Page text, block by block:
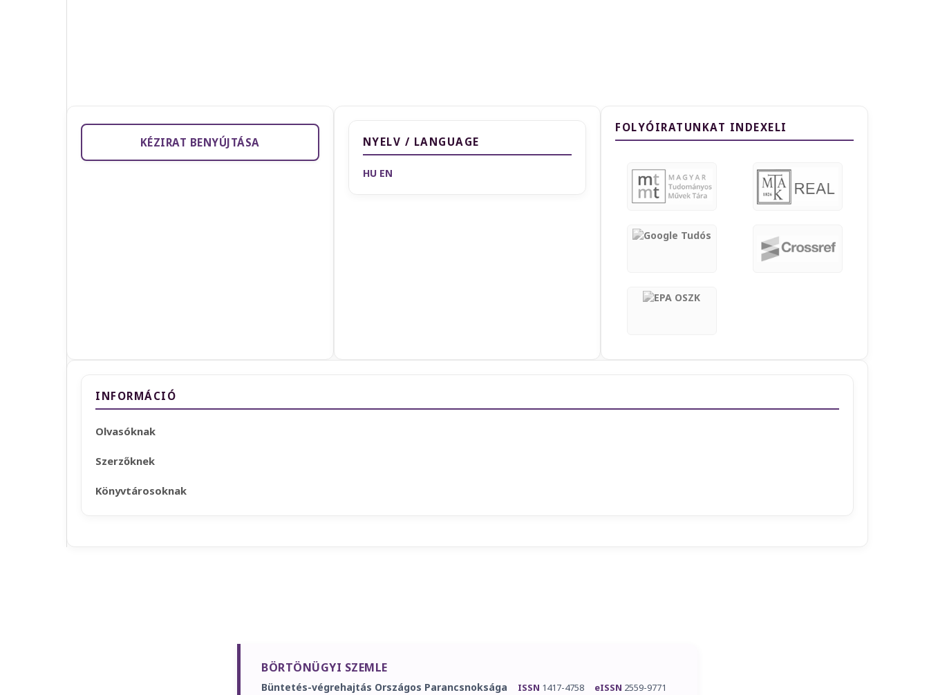
KÉZIRAT BENYÚJTÁSA NYELV / LANGUAGE
HU EN
FOLYÓIRATUNKAT INDEXELI
INFORMÁCIÓ
Olvasóknak
Szerzőknek
Könyvtárosoknak
BÖRTÖNÜGYI SZEMLE
Büntetés-végrehajtás Országos Parancsnoksága ISSN 1417-4758 eISSN 2559-9771